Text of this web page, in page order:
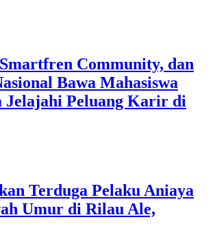
Community, dan
Bawa Mahasiswa
Jelajahi Peluang Karir di
Terduga Pelaku Aniaya
Umur di Rilau Ale,